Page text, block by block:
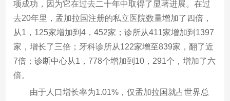
项成功，因为它在过去二十年中取得了显著进展。在过
去20年里，孟加拉国注册的私立医院数量增加了四倍，
从1，125家增加到4，452家；诊所从411家增加到1397
家，增长了三倍；牙科诊所从122家增至839家，翻了近
7倍；诊断中心从1，778个增加到10，291个，增加了六
倍。
由于人口增长率为1.01%，仅孟加拉国就占世界总